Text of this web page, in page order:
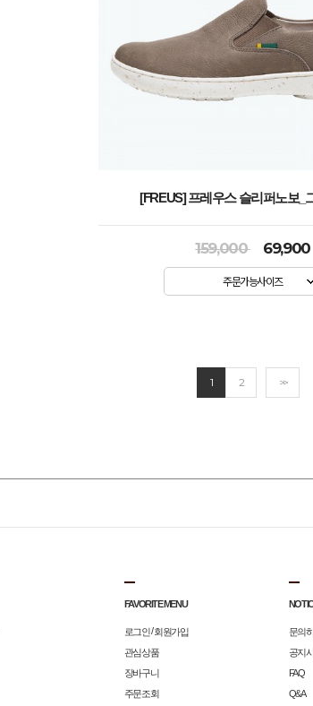
[FREUS] 프레우스 슬리퍼노보_
159,000 69,900
주문가능사이즈
1 2 >>
FAVORITE MENU
로그인/회원가입
관심상품
장바구니
주문조회
문의
공지
FAQ
Q&A